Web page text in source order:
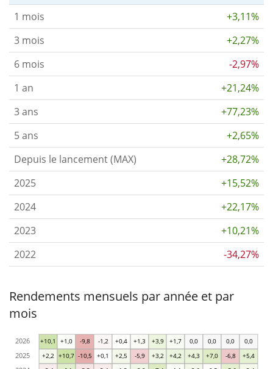
1 mois
+3,11%
3 mois
+2,27%
6 mois
-2,97%
1 an
+21,24%
3 ans
+77,23%
5 ans
+2,65%
Depuis le lancement (MAX)
+28,72%
2025
+15,52%
2024
+22,17%
2023
+10,21%
2022
-34,27%
Rendements mensuels par année et par
mois
+2,2 +10,7 -10,5 +0,1 +2,5 -5,9 +3,2 +4,2 +4,3 +7,0 -6,8 +5,4
+10,1 +1,0 -9,8 -1,2 +0,4 +1,3 +3,9 +1,7 0,0 0,0 0,0 0,0
2025
2026